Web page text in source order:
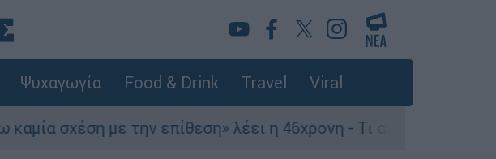
Ψυχαγωγία Food & Drink Travel Viral
σχέση με την επίθεση» λέει η 46χρονη - Τι αποκάλυψε στους